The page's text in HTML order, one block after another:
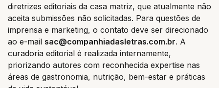
diretrizes editoriais da casa matriz, que atualmente não
aceita submissões não solicitadas. Para questões de
imprensa e marketing, o contato deve ser direcionado
ao e-mail sac@companhiadasletras.com.br. A
curadoria editorial é realizada internamente,
priorizando autores com reconhecida expertise nas
áreas de gastronomia, nutrição, bem-estar e práticas